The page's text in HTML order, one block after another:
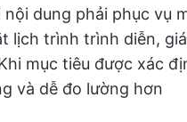
nội dung phải phục vụ
lịch trình trình diễn,
mục tiêu được xác
và dễ đo lường hơn